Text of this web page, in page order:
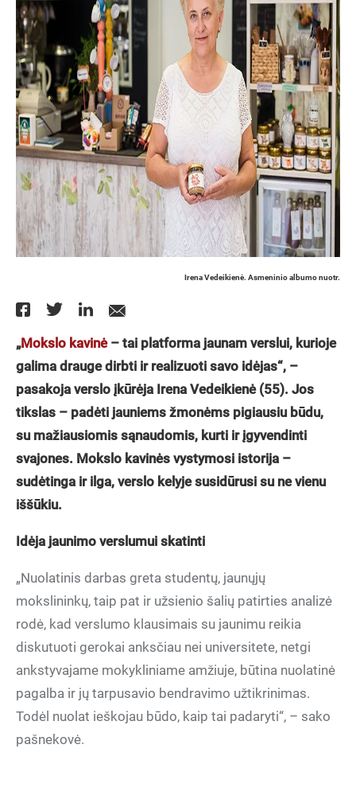
Irena Vedeikienė. Asmeninio albumo nuotr.
„Mokslo kavinė– tai platforma jaunam verslui, kurioje
galima drauge dirbti ir realizuoti savo idėjas“, –
pasakoja verslo įkūrėja Irena Vedeikienė (55). Jos
tikslas – padėti jauniems žmonėms pigiausiu būdu,
su mažiausiomis sąnaudomis, kurti ir įgyvendinti
svajones. Mokslo kavinės vystymosi istorija –
sudėtinga ir ilga, verslo kelyje susidūrusi su ne vienu
iššūkiu.
Idėja jaunimo verslumui skatinti
„Nuolatinis darbas greta studentų, jaunųjų
mokslininkų, taip pat ir užsienio šalių patirties analizė
rodė, kad verslumo klausimais su jaunimu reikia
diskutuoti gerokai anksčiau nei universitete, netgi
ankstyvajame mokykliniame amžiuje, būtina nuolatinė
pagalba ir jų tarpusavio bendravimo užtikrinimas.
Todėl nuolat ieškojau būdo, kaip tai padaryti“, – sako
pašnekovė.